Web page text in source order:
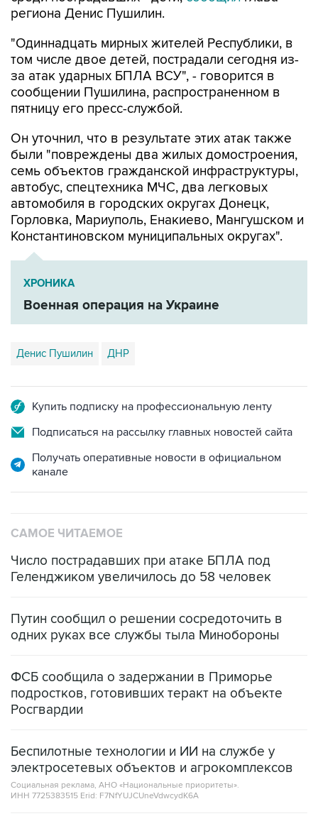
"Одиннадцать мирных жителей Республики, в
за атак ударных БПЛА ВСУ", - говорится в
сообщении Пушилина, распространенном в
пятницу его пресс-службой.
Он уточнил, что в результате этих атак также
семь объектов гражданской инфраструктуры,
автобус, спецтехника МЧС, два легковых
автомобиля в городских округах Донецк,
Горловка, Мариуполь, Енакиево, Мангушском и
Константиновском муниципальных округах".
ХРОНИКА
Военная операция на Украине
Денис Пушилин ДНР
Подписаться на рассылку главных новостей сайта
Получать оперативные новости в официальном
Число пострадавших при атаке БПЛА под
Путин сообщил о решении сосредоточить в
ФСБ сообщила о задержании в Приморье
Росгвардии
Беспилотные технологии и ИИ на службе у
Социальная реклама, АНО «Национальные приоритеты».
ИНН 7725383515 Erid: F7NfYUJCUneVdwcydK6A
Кабмин РФ разрешил до 1 июля 2027 года